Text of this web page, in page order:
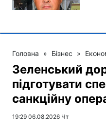
Головна » Бізнес »
Зеленський
підготувати
санкційну
19:29 06.08.2026 Чт